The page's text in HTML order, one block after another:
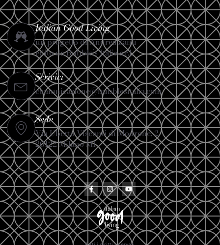
Italian Good Living
un progetto di Andrea Zanfi
edito da Bubble’s Italia s.r.l.
Scrivici
comunicazione@bubblesitalia.com
Sede
Via Uberto Visconti di Modrone, 2
20122 Milano MI